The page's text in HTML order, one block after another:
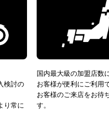
検討の
り常に
国内最大級の加盟店数
お客様が便利にご利用
お客様のご来店をお待
す。